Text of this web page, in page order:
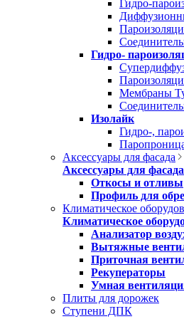
Гидро-
Гидро-
Мембраны
Изолайк
Гидро-,
Аксессуары для фасада
Аксессуары для фасада
Откосы и отливы
Профиль для
Климатическое
Климатическое
Анализатор
Вытяжные
Приточная
Рекуператоры
Умная
Плиты для дорожек
Ступени ДПК